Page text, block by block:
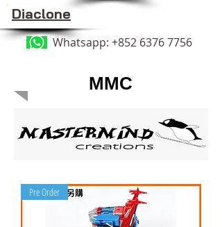
Diaclone
Whatsapp: +852 6376 7756
MMC
Pre Order